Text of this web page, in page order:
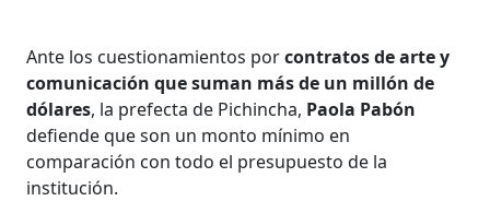
Ante los cuestionamientos porcontratos de arte y
comunicación que suman más de un millón de
dólares, la prefecta de Pichincha, Paola Pabón
defiende que son un monto mínimo en
comparación con todo el presupuesto de la
institución.